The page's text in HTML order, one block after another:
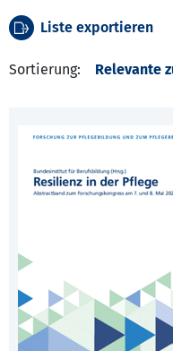
Liste exportieren
Sortierung: